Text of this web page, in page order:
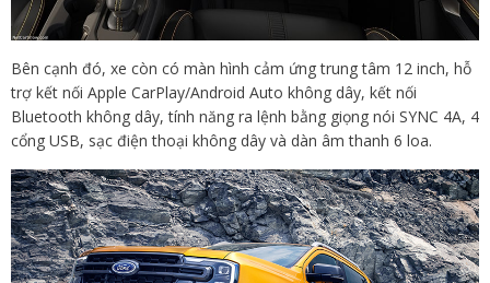
Bên cạnh đó, xe còn có màn hình cảm ứng trung tâm 12 inch, hỗ
trợ kết nối Apple CarPlay/Android Auto không dây, kết nối
Bluetooth không dây, tính năng ra lệnh bằng giọng nói SYNC 4A, 4
cổng USB, sạc điện thoại không dây và dàn âm thanh 6 loa.